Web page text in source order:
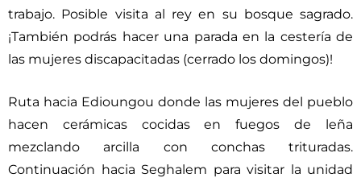
trabajo. Posible visita al rey en su bosque sagrado.
¡También podrás hacer una parada en la cestería de
las mujeres discapacitadas (cerrado los domingos)!
Ruta hacia Edioungou donde las mujeres del pueblo
hacen cerámicas cocidas en fuegos de leña
mezclando arcilla con conchas trituradas.
Continuación hacia Seghalem para visitar la unidad